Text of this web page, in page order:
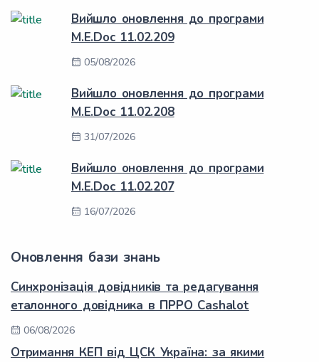
Вийшло оновлення до програми
M.E.Doc 11.02.209
05/08/2026
Вийшло оновлення до програми
M.E.Doc 11.02.208
31/07/2026
Вийшло оновлення до програми
M.E.Doc 11.02.207
16/07/2026
Оновлення бази знань
Синхронізація довідників та редагування
еталонного довідника в ПРРО Cashalot
06/08/2026
Отримання КЕП від ЦСК Україна: за якими